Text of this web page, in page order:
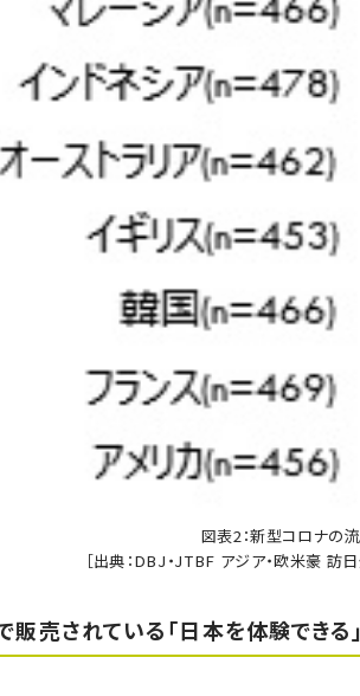
図表2：新型コロナの
［出典：DBJ・JTBF アジア・欧米豪
販売されている「日本を体験できる